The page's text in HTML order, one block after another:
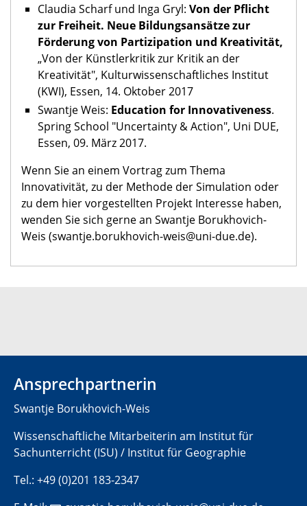
Claudia Scharf und Inga Gryl: Von der Pflicht
zur Freiheit. Neue Bildungsansätze zur
Förderung von Partizipation und Kreativität,
„Von der Künstlerkritik zur Kritik an der
Kreativität", Kulturwissenschaftliches Institut
(KWI), Essen, 14. Oktober 2017
Swantje Weis: Education for Innovativeness.
Spring School "Uncertainty & Action", Uni DUE,
Essen, 09. März 2017.
Wenn Sie an einem Vortrag zum Thema
Innovativität, zu der Methode der Simulation oder
zu dem hier vorgestellten Projekt Interesse haben,
wenden Sie sich gerne an Swantje Borukhovich-
Weis (swantje.borukhovich-weis@uni-due.de).
Ansprechpartnerin
Swantje Borukhovich-Weis
Wissenschaftliche Mitarbeiterin am Institut für
Sachunterricht (ISU) / Institut für Geographie
Tel.: +49 (0)201 183-2347